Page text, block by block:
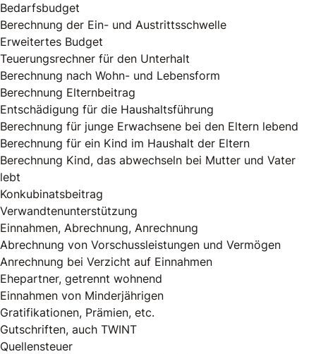
Bedarfsbudget
Berechnung der Ein- und Austrittsschwelle
Erweitertes Budget
Teuerungsrechner für den Unterhalt
Berechnung nach Wohn- und Lebensform
Berechnung Elternbeitrag
Entschädigung für die Haushaltsführung
Berechnung für junge Erwachsene bei den Eltern lebend
Berechnung für ein Kind im Haushalt der Eltern
Berechnung Kind, das abwechseln bei Mutter und Vater
lebt
Konkubinatsbeitrag
Verwandtenunterstützung
Einnahmen, Abrechnung, Anrechnung
Abrechnung von Vorschussleistungen und Vermögen
Anrechnung bei Verzicht auf Einnahmen
Ehepartner, getrennt wohnend
Einnahmen von Minderjährigen
Gratifikationen, Prämien, etc.
Gutschriften, auch TWINT
Quellensteuer